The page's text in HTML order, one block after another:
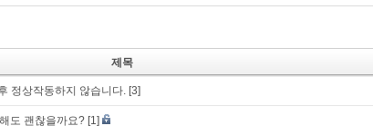
제목
정상작동하지 않습니다. [3]
도 괜찮을까요? [1]